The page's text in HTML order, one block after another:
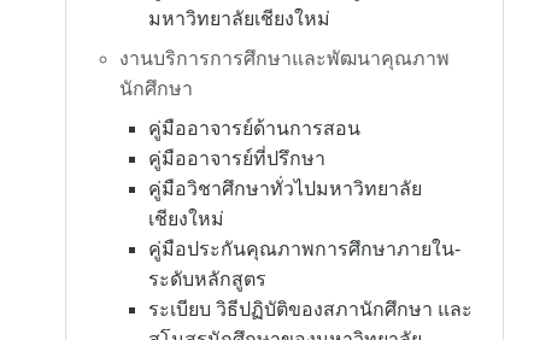
มหาวิทยาลัยเชียงใหม่
งานบริการการศึกษาและพัฒนาคุณภาพ
นักศึกษา
คู่มืออาจารย์ด้านการสอน
คู่มืออาจารย์ที่ปรึกษา
คู่มือวิชาศึกษาทั่วไปมหาวิทยาลัย
เชียงใหม่
คู่มือประกันคุณภาพการศึกษาภายใน-
ระดับหลักสูตร
ระเบียบ วิธีปฏิบัติของสภานักศึกษา และ